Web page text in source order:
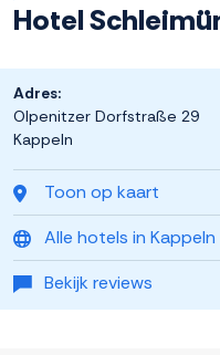
Hotel
Toon op kaart
Alle hotels in Kappeln
Bekijk reviews
Adres:
Olpenitzer Dorfstraße 29
Kappeln